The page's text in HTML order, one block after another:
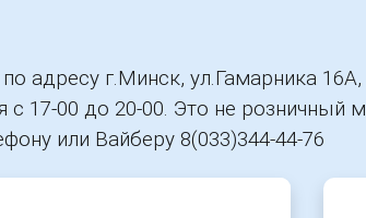
адресу г.Минск, ул.Гамарника
17-00 до 20-00. Это не розничный
или Вайберу 8(033)344-44-76